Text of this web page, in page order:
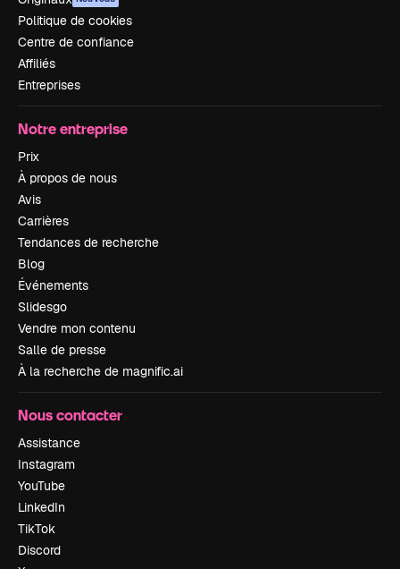
Politique de cookies
Centre de confiance
Affiliés
Entreprises
Notre entreprise
Prix
À propos de nous
Avis
Carrières
Tendances de recherche
Blog
Événements
Slidesgo
Vendre mon contenu
Salle de presse
À la recherche de magnific.ai
Nous contacter
Assistance
Instagram
YouTube
LinkedIn
TikTok
Discord